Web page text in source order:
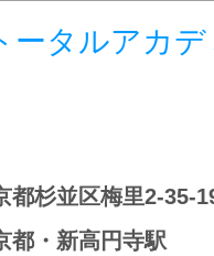
掲載のお問
ータルアカ
都杉並区梅里2-35-
都・新高円寺駅